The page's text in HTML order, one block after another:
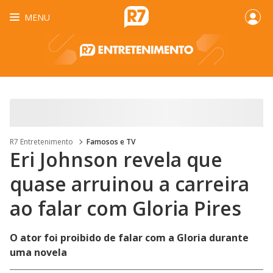
MENU
R7 Entretenimento Famosos e TV
Eri Johnson revela que
quase arruinou a carreira
ao falar com Gloria Pires
O ator foi proibido de falar com a Gloria durante
uma novela